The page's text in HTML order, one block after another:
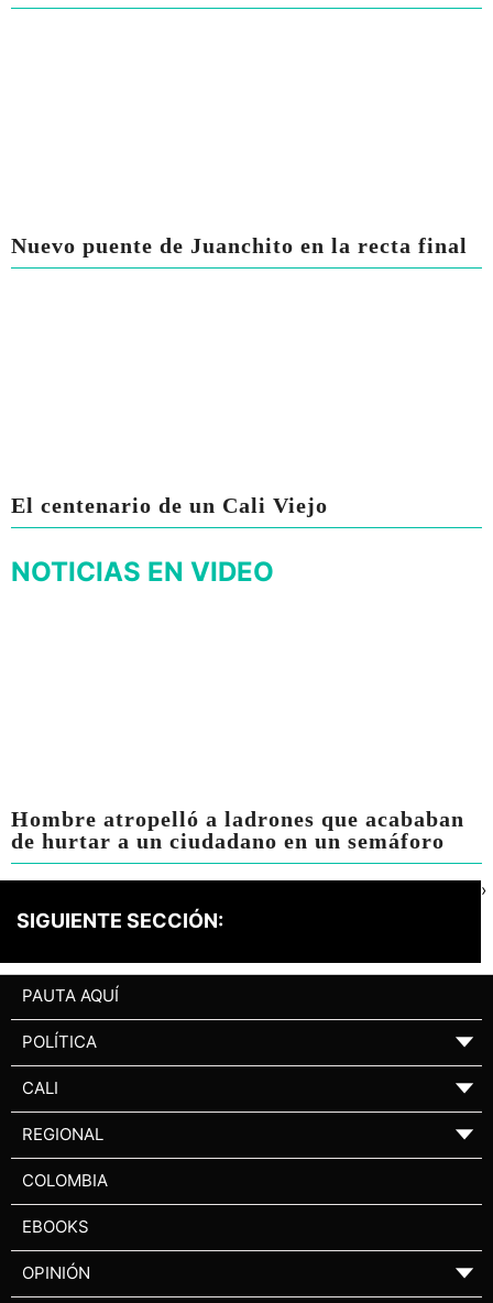
Nuevo puente de Juanchito en la recta final
El centenario de un Cali Viejo
NOTICIAS EN VIDEO
Hombre atropelló a ladrones que acababan
de hurtar a un ciudadano en un semáforo
SIGUIENTE SECCIÓN:
›
PAUTA AQUÍ
POLÍTICA ▼
CALI ▼
REGIONAL ▼
COLOMBIA
EBOOKS
OPINIÓN ▼